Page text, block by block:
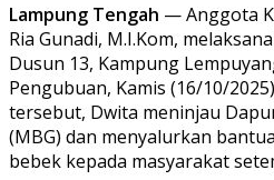
Lampung Tengah — Anggota
Ria Gunadi, M.I.Kom,
Dusun 13, Kampung
Pengubuan, Kamis (16/10/
tersebut, Dwita meninjau
(MBG) dan menyalurkan
bebek kepada masyarakat